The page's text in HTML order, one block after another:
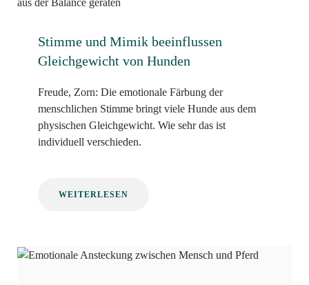
Stimme und Mimik beeinflussen
Gleichgewicht von Hunden
Freude, Zorn: Die emotionale Färbung der
menschlichen Stimme bringt viele Hunde aus dem
physischen Gleichgewicht. Wie sehr das ist
individuell verschieden.
WEITERLESEN